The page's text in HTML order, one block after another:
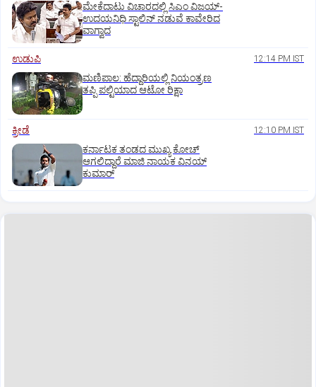
ಮೇಕೆದಾಟು ವಿಚಾರದಲ್ಲಿ ಸಿಎಂ ವಿಜಯ್-
ಉದಯನಿಧಿ ಸ್ಟಾಲಿನ್ ನಡುವೆ ಕಾವೇರಿದ
ವಾಗ್ವಾದ
ಉಡುಪಿ 12:14 PM IST
ಮಣಿಪಾಲ: ಹೆದ್ದಾರಿಯಲ್ಲಿ ನಿಯಂತ್ರಣ
ತಪ್ಪಿ ಪಲ್ಟಿಯಾದ ಆಟೋ ರಿಕ್ಷಾ
ಕ್ರೀಡೆ 12:10 PM IST
ಕರ್ನಾಟಕ ತಂಡದ ಮುಖ್ಯ ಕೋಚ್‌
ಆಗಲಿದ್ದಾರೆ ಮಾಜಿ ನಾಯಕ ವಿನಯ್‌
ಕುಮಾರ್